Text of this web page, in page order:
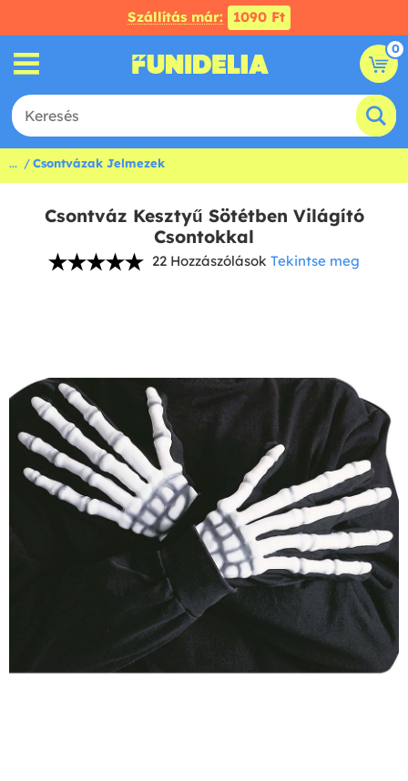
Szállítás már: 1090 Ft
0
... Csontvázak Jelmezek
Csontváz Kesztyű Sötétben Világító
Csontokkal
22 Hozzászólások Tekintse meg